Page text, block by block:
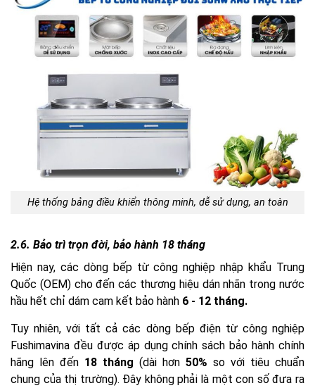
Hệ thống bảng điều khiển thông minh, dễ sử dụng, an toàn
2.6. Bảo trì trọn đời, bảo hành 18 tháng
Hiện nay, các dòng bếp từ công nghiệp nhập khẩu Trung
Quốc (OEM) cho đến các thương hiệu dán nhãn trong nước
hầu hết chỉ dám cam kết bảo hành 6 - 12 tháng.
Tuy nhiên, với tất cả các dòng bếp điện từ công nghiệp
Fushimavina đều được áp dụng chính sách bảo hành chính
hãng lên đến 18 tháng (dài hơn 50% so với tiêu chuẩn
chung của thị trường). Đây không phải là một con số đưa ra